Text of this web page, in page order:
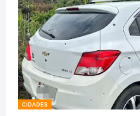
CIDADES